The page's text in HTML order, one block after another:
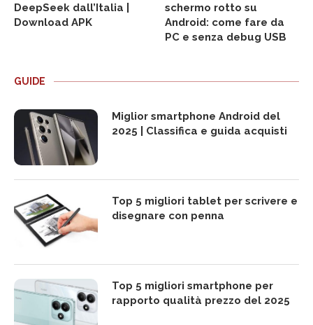
DeepSeek dall’Italia |
Download APK
schermo rotto su
Android: come fare da
PC e senza debug USB
GUIDE
Miglior smartphone Android del
2025 | Classifica e guida acquisti
Top 5 migliori tablet per scrivere e
disegnare con penna
Top 5 migliori smartphone per
rapporto qualità prezzo del 2025